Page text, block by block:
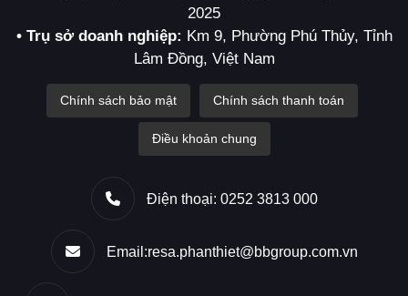
2025
• Trụ sở doanh nghiệp: Km 9, Phường Phú Thủy, Tỉnh
Lâm Đồng, Việt Nam
Chính sách bảo mật Chính sách thanh toán
Điều khoản chung
Điện thoại: 0252 3813 000
Email:resa.phanthiet@bbgroup.com.vn